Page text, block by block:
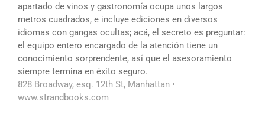
apartado de vinos y gastronomía ocupa unos largos
metros cuadrados, e incluye ediciones en diversos
idiomas con gangas ocultas; acá, el secreto es preguntar:
el equipo entero encargado de la atención tiene un
conocimiento sorprendente, así que el asesoramiento
siempre termina en éxito seguro.
828 Broadway, esq. 12th St, Manhattan •
www.strandbooks.com